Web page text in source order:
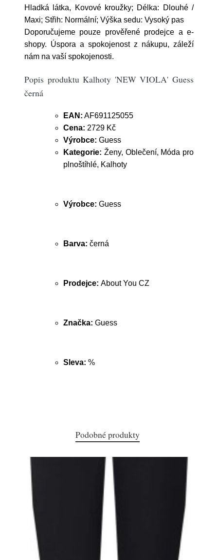
Hladká látka, Kovové kroužky; Délka: Dlouhé /
Maxi; Střih: Normální; Výška sedu: Vysoký pas
Doporučujeme pouze prověřené prodejce a e-
shopy. Úspora a spokojenost z nákupu, záleží
nám na vaší spokojenosti.
Popis produktu Kalhoty 'NEW VIOLA' Guess
černá
EAN: AF691125055
Cena: 2729 Kč
Výrobce: Guess
Kategorie: Ženy, Oblečení, Móda pro
plnoštíhlé, Kalhoty
Výrobce: Guess
Barva: černá
Prodejce: About You CZ
Značka: Guess
Sleva: %
Podobné produkty